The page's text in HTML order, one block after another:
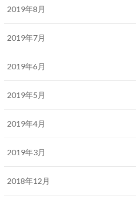
2019年8月
2019年7月
2019年6月
2019年5月
2019年4月
2019年3月
2018年12月